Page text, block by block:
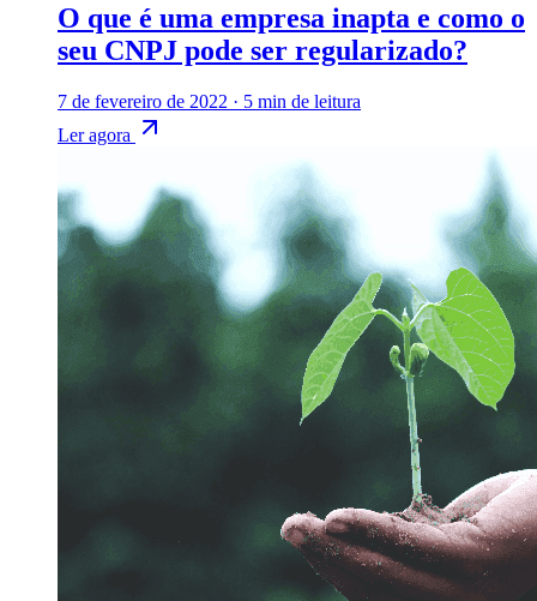
O que é uma empresa inapta e como o
seu CNPJ pode ser regularizado?
7 de fevereiro de 2022 · 5 min de leitura
Ler agora